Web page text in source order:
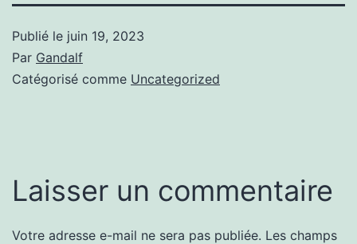
Publié le juin 19, 2023
Par Gandalf
Catégorisé comme Uncategorized
Laisser un commentaire
Votre adresse e-mail ne sera pas publiée. Les champs